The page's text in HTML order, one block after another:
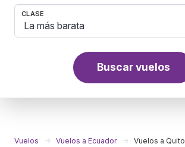
CLASE
Buscar vuelos
Vuelos Vuelos a Ecuador Vuelos a Quito